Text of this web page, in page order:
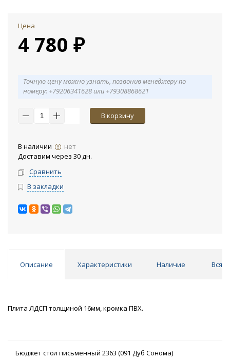
Цена
4 780 ₽
Точную цену можно узнать, позвонив менеджеру по
номеру: +79206341628 или +79308868621
В корзину
В наличии
нет
Доставим через 30 дн.
Сравнить
В закладки
Описание Характеристики Наличие Вся
Плита ЛДСП толщиной 16мм, кромка ПВХ.
Бюджет стол письменный 2363 (091 Дуб Сонома)